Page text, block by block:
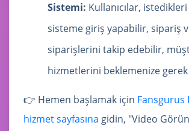
Sistemi: Kullanıcılar,
sisteme giriş yapabilir, sipariş
siparişlerini takip edebilir,
hizmetlerini beklemenize
👉 Hemen başlamak için Fansgurus
hizmet sayfasına gidin, "Video